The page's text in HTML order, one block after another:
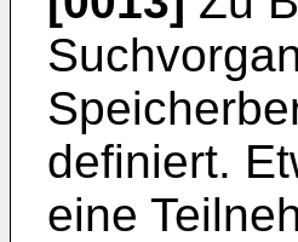
definiert.
eine